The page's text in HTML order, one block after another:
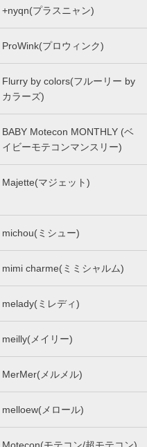
+nyqn(プラスニャン)
ProWink(プロウィンク)
Flurry by colors(フルーリー by
カラーズ)
BABY Motecon MONTHLY (ベ
イビーモテコンマンスリー)
Majette(マジェット)
michou(ミシュー)
mimi charme(ミミシャルム)
melady(ミレディ)
meilly(メイリー)
MerMer(メルメル)
melloew(メロール)